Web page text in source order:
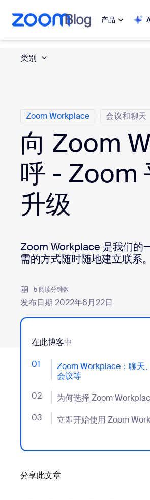
至主要内容
至帮助聊天 产品
热门
Zoom 企业服务套件
Zoom 客户体验
Zoom AI
开发人员
安装桌面版联系我们
类别
Zoom Workplace 会议和聊天
向 Zoom
呼 - Zoom
升级
Zoom Workplace 是我们的
需的方式随时随地建立联系
5 阅读分钟数
发布日期 2022年6月22日
在此博客中
01
Zoom Workplace：聊天
会议等
- Jumplink to Zoom Workplace
02 为何选择 Zoom
- Jumplink to 为何选择 Zoom
03 立即开始使用 Zoom
- Jumplink to 立即开始使用
分享此文章